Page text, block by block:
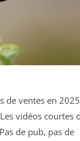
de ventes en
vidéos courtes
de pub, pas de